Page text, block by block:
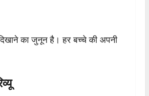
का जुनून है। हर बच्चे की अपनी